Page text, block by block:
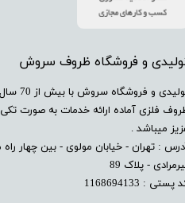
و فروشگاه ظروف سروش
فلزی آماده ارائه خدمات به صورت
میباشد .
: تهران - خیابان مولوی - بین چهار
- پلاک 89
پستی : 1168694133